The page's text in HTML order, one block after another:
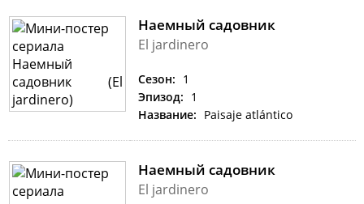
Наемный садовник
El jardinero
Сезон: 1
Эпизод: 1
Название: Paisaje atlántico
Наемный садовник
El jardinero